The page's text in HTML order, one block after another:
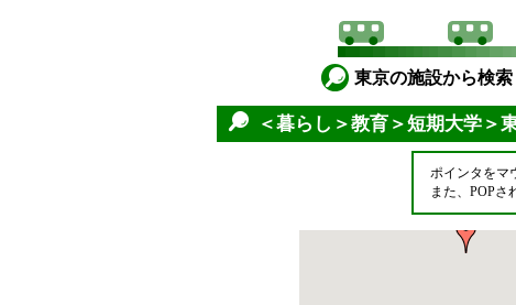
東京の施設から検索
＜暮らし＞教育＞短期大学＞
ポインタをマ
また、POP